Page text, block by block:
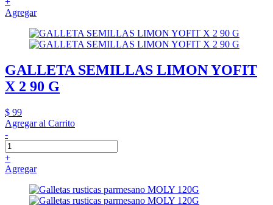
Agregar
GALLETA SEMILLAS LIMON YOFIT
X 2 90 G
$ 99
Agregar al Carrito
-
+
Agregar